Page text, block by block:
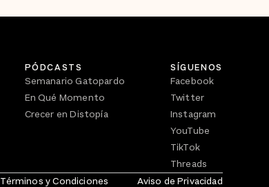
PÓDCASTS
Semanario Gatopardo
En Qué Momento
Crecer en Distopía
SÍGUENOS
Facebook
Twitter
Instagram
YouTube
TikTok
Threads
Términos y Condiciones Aviso de Privacidad